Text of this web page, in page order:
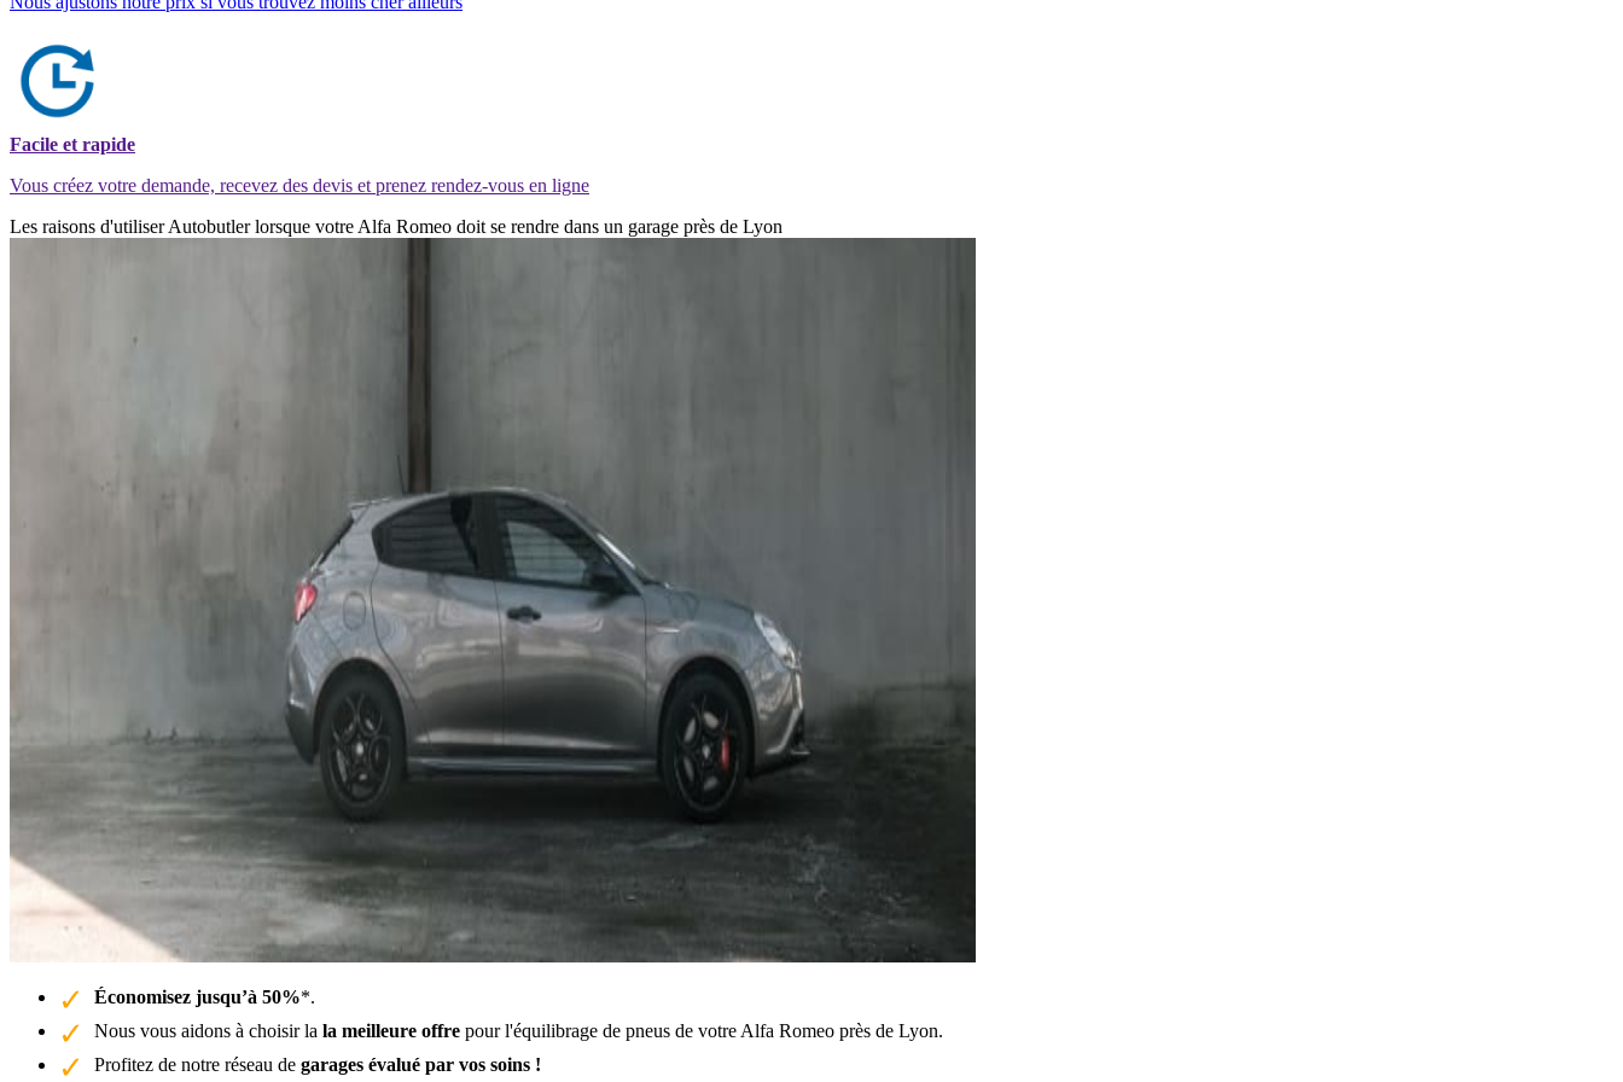
Facile et rapide
Vous créez votre demande, recevez des devis et prenez rendez-vous en ligne
Les raisons d'utiliser Autobutler lorsque votre Alfa Romeo doit se rendre dans un garage près de Lyon
Économisez jusqu’à 50%*.
Nous vous aidons à choisir la la meilleure offre pour l'équilibrage de pneus de votre Alfa Romeo près de Lyon.
Profitez de notre réseau de garages évalué par vos soins !